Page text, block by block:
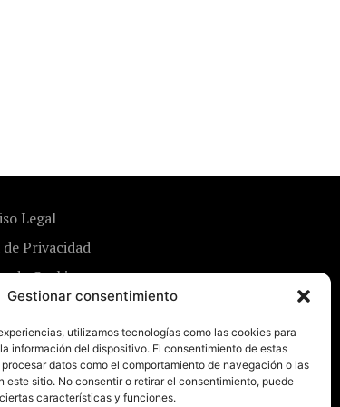
Gestionar consentimiento
utilizamos tecnologías como las cookies para
información del dispositivo. El consentimiento de estas
datos como el comportamiento de navegación o las
este sitio. No consentir o retirar el consentimiento, puede
características y funciones.
Legal
Privacidad
de Cookies